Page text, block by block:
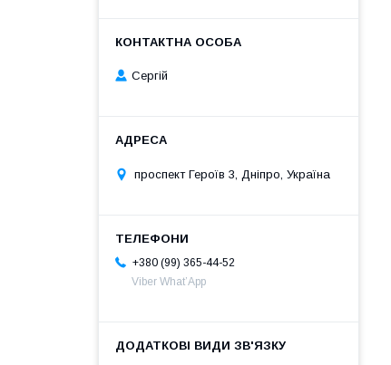
Сергій
проспект Героїв 3, Дніпро, Україна
+380 (99) 365-44-52
Viber What’App